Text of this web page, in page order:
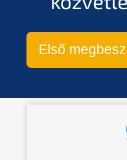
Első